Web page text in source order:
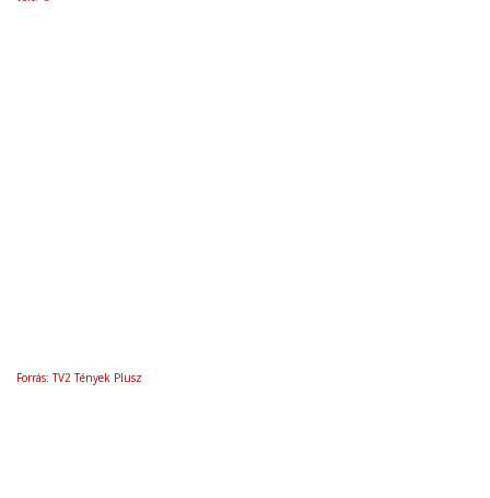
Forrás: TV2 Tények Plusz